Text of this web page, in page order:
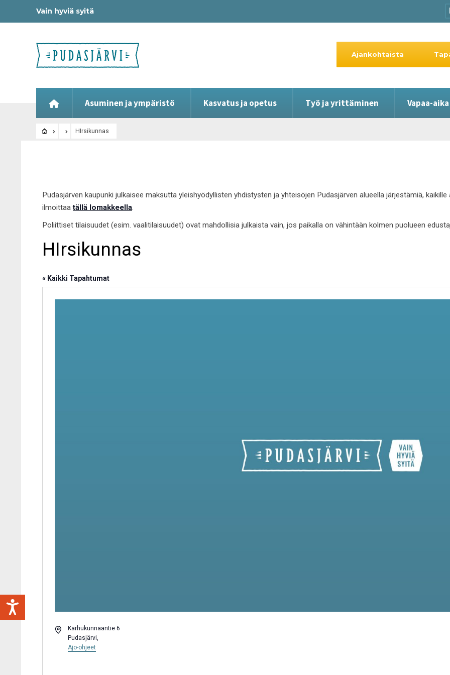
Vain hyviä syitä
Asuminen ja ympäristö Kasvatus ja opetus Työ ja yrittäminen Vapaa-
Ajankohtaista
HIrsikunnas
Pudasjärven kaupunki julkaisee maksutta yleishyödyllisten yhdistysten ja yhteisöjen Pudasjärven alueella järjestämiä,
ilmoittaatällä lomakkeella.
Poliittiset tilaisuudet (esim. vaalitilaisuudet) ovat mahdollisia julkaista vain, jos paikalla on vähintään kolmen puolueen
HIrsikunnas
« Kaikki Tapahtumat
OsoiteKarhukunnaantie 6
Pudasjärvi
Ajo-ohjeet